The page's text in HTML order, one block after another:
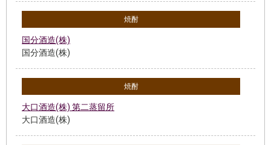
焼酎
国分酒造(株)
国分酒造(株)
焼酎
大口酒造(株) 第二蒸留所
大口酒造(株)